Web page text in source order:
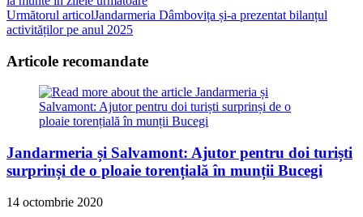
articles
Următorul articolJandarmeria Dâmbovița și-a prezentat bilanțul
activităților pe anul 2025
Articole recomandate
Jandarmeria și Salvamont: Ajutor pentru doi turiști
surprinși de o ploaie torențială în munții Bucegi
14 octombrie 2020